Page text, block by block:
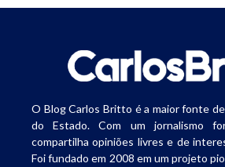
O Blog Carlos Britto é a maior fonte
do Estado. Com um jornalismo
compartilha opiniões livres e de
Foi fundado em 2008 em um projeto